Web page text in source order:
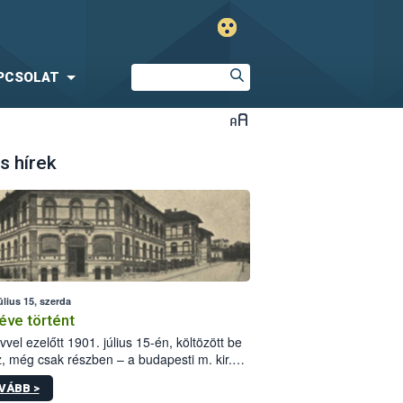
hírek
15, szerda
történt
ezelőtt 1901. július 15-én, költözött be
még csak részben – a budapesti m. kir.
állomás a Kis Rókus utca
alatti, Czigler Győző által tervezett új
>